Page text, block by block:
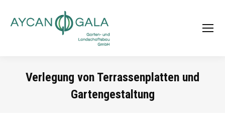
Verlegung von Terrassenplatten und
Gartengestaltung